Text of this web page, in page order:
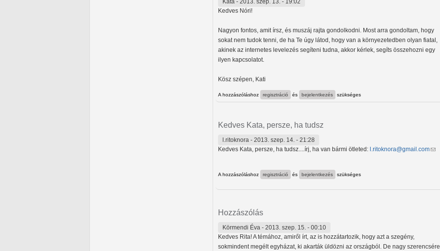
Kata - 2013. szep. 13. - 19:02
Kedves Nóri!
Nagyon fontos, amit írsz, és muszáj rajta gondolkodni. Most arra gondoltam, hogy
sokat nem tudok tenni, de ha Te úgy látod, hogy van a környezetedben olyan fiatal,
akinek az internetes levelezés segíteni tudna, akkor kérlek, segíts összehozni egy
ilyen kapcsolatot.
Kösz szépen, Kati
A hozzászóláshoz regisztráció és bejelentkezés szükséges
Kedves Kata, persze, ha tudsz
l.ritoknora - 2013. szep. 14. - 21:28
Kedves Kata, persze, ha tudsz....írj, ha van bármi ötleted: l.ritoknora@gmail.com
A hozzászóláshoz regisztráció és bejelentkezés szükséges
Hozzászólás
Körmendi Éva - 2013. szep. 15. - 00:10
Kedves Rita! A témához, amiről írt, az is hozzátartozik, hogy azt a szegény,
sokmindent megélt egyházat, ki akarták üldözni az országból. De nagy szerencsére